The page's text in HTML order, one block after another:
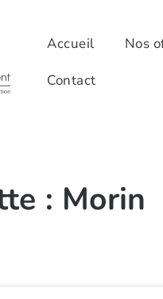
Accueil Nos
Contact
: Morin